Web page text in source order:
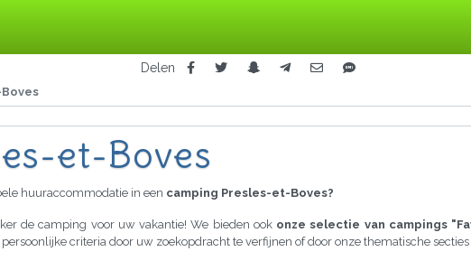
Delen
et-Boves
huuraccommodatie in een camping Presles-et-Boves?
de camping voor uw vakantie! We bieden ook onze selectie van campings
criteria door uw zoekopdracht te verfijnen of door onze thematische